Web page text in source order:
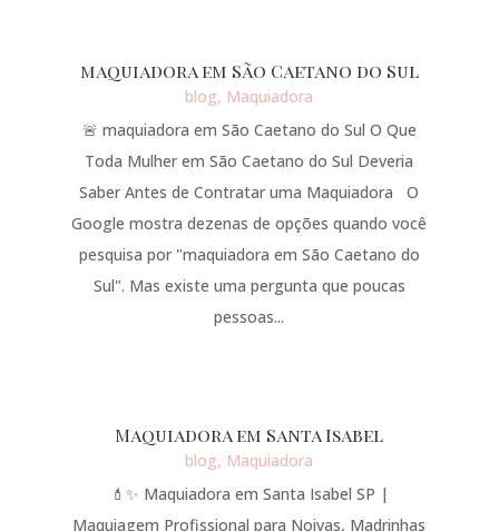
maquiadora em São Caetano do Sul
blog, Maquiadora
🚨 maquiadora em São Caetano do Sul O Que
Toda Mulher em São Caetano do Sul Deveria
Saber Antes de Contratar uma Maquiadora O
Google mostra dezenas de opções quando você
pesquisa por "maquiadora em São Caetano do
Sul". Mas existe uma pergunta que poucas
pessoas...
Maquiadora em Santa Isabel
blog, Maquiadora
💄✨ Maquiadora em Santa Isabel SP |
Maquiagem Profissional para Noivas, Madrinhas